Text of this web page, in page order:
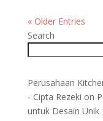
« Older Entries
Search
Perusahaan
- Cipta Rezeki on
untuk Desain Unik